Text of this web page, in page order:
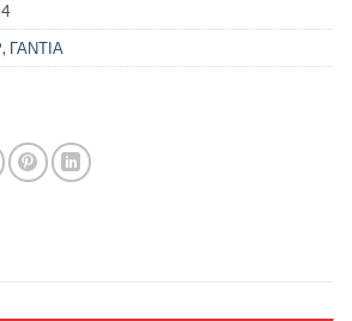
, ΓΑΝΤΙΑ